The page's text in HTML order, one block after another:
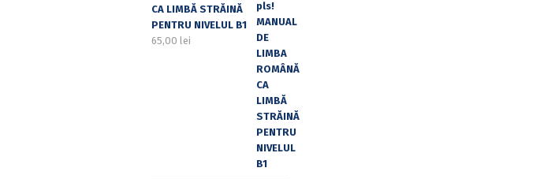
CA LIMBĂ STRĂINĂ
PENTRU NIVELUL B1
65,00 lei